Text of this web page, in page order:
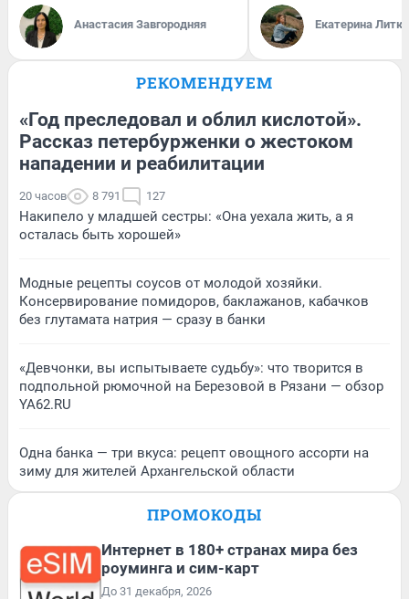
Анастасия Завгородняя Екатерина
РЕКОМЕНДУЕМ
«Год преследовал и облил кислотой».
Рассказ петербурженки о жестоком
нападении и реабилитации
20 часов 8 791 127
Накипело у младшей сестры: «Она уехала жить, а я
осталась быть хорошей»
Модные рецепты соусов от молодой хозяйки.
Консервирование помидоров, баклажанов, кабачков
без глутамата натрия — сразу в банки
«Девчонки, вы испытываете судьбу»: что творится в
подпольной рюмочной на Березовой в Рязани — обзор
YA62.RU
Одна банка — три вкуса: рецепт овощного ассорти на
зиму для жителей Архангельской области
ПРОМОКОДЫ
Интернет в 180+ странах мира без
роуминга и сим-карт
До 31 декабря, 2026